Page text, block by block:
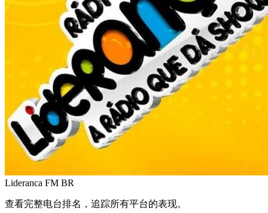
Lideranca FM BR
查看完整电台排名，追踪所有平台的表现。